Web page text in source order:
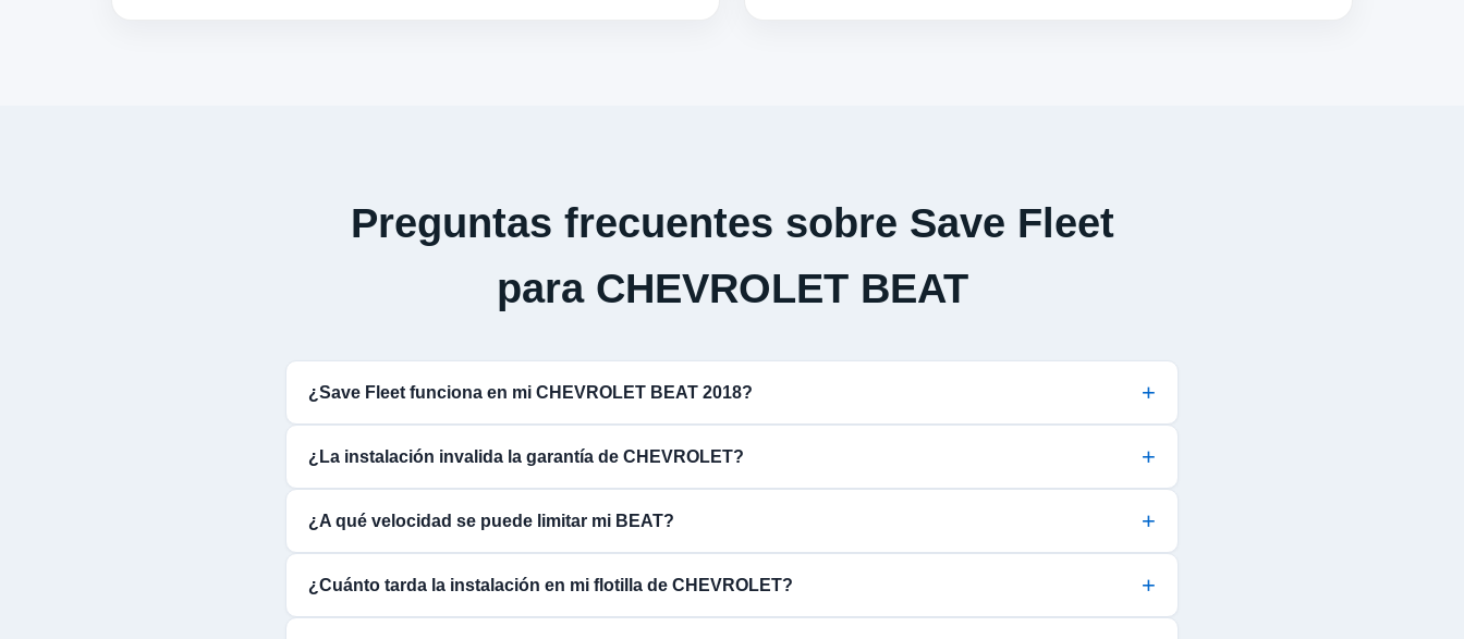
Preguntas frecuentes sobre Save Fleet
para CHEVROLET BEAT
¿Save Fleet funciona en mi CHEVROLET BEAT 2018?
¿La instalación invalida la garantía de CHEVROLET?
¿A qué velocidad se puede limitar mi BEAT?
¿Cuánto tarda la instalación en mi flotilla de CHEVROLET?